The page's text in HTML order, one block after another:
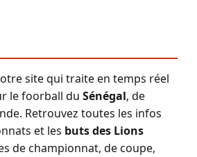
site qui traite en temps réel
le foorball du Sénégal, de
Retrouvez toutes les infos
et les buts des Lions
de championnat, de coupe,